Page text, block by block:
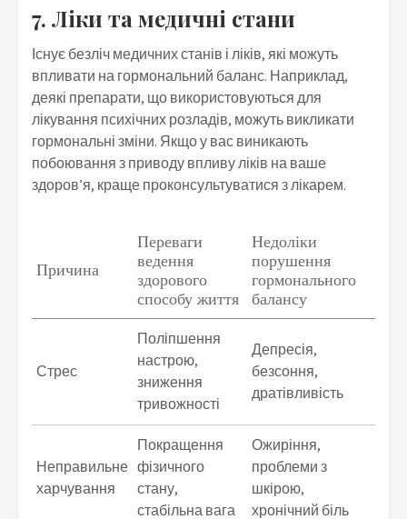
7. Ліки та медичні стани
Існує безліч медичних станів і ліків, які можуть
впливати на гормональний баланс. Наприклад,
деякі препарати, що використовуються для
лікування психічних розладів, можуть викликати
гормональні зміни. Якщо у вас виникають
побоювання з приводу впливу ліків на ваше
здоров’я, краще проконсультуватися з лікарем.
Причина
Переваги
ведення
здорового
способу життя
Недоліки
порушення
гормонального
балансу
Стрес
Поліпшення
настрою,
зниження
тривожності
Депресія,
безсоння,
дратівливість
Неправильне
харчування
Покращення
фізичного
стану,
стабільна вага
Ожиріння,
проблеми з
шкірою,
хронічний біль